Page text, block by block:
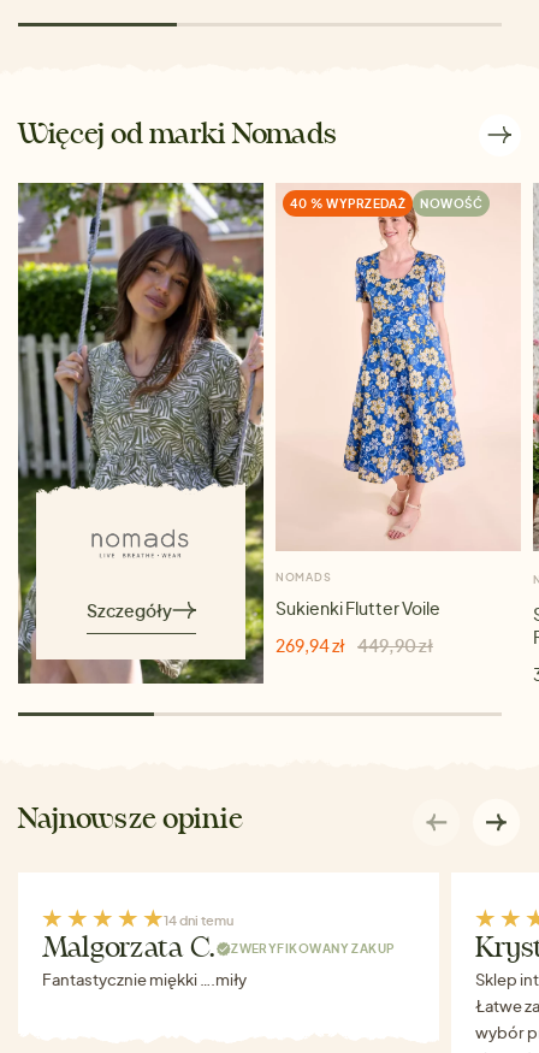
Więcej od marki Nomads
Szczegóły
40 % WYPRZEDAŻ NOWOŚĆ
NOMADS
Sukienki Flutter Voile
269,94 zł 449,90 zł
Najnowsze opinie
14 dni temu
Malgorzata C. ZWERYFIKOWANY ZAKUP
Fantastycznie miękki ….miły
Sklep
Łatwe
wybór